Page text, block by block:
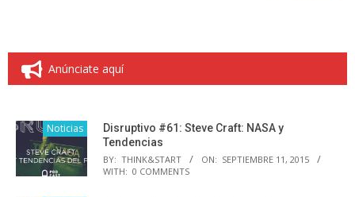
Anúnciate aquí
Noticias
Disruptivo #61: Steve Craft: NASA y
Tendencias
BY: THINK&START ON: SEPTIEMBRE 11, 2015
WITH: 0 COMMENTS